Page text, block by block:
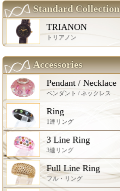
Standard Collection
TRIANON
トリアノン
Accessories
Pendant / Necklace
ペンダント / ネックレス
Ring
1連リング
3 Line Ring
3連リング
Full Line Ring
フル・リング